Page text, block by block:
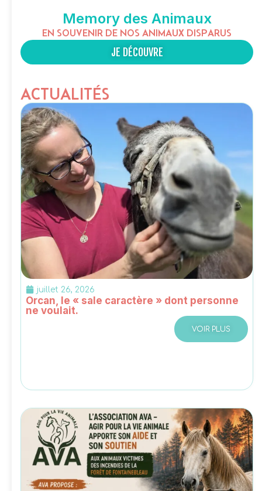
Memory des Animaux
EN SOUVENIR DE NOS ANIMAUX DISPARUS
JE DÉCOUVRE
ACTUALITÉS
juillet 26, 2026
Orcan, le « sale caractère » dont personne
ne voulait.
VOIR PLUS